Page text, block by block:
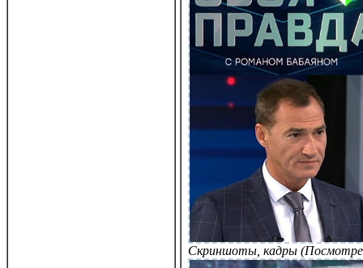
Скриншоты, кадры